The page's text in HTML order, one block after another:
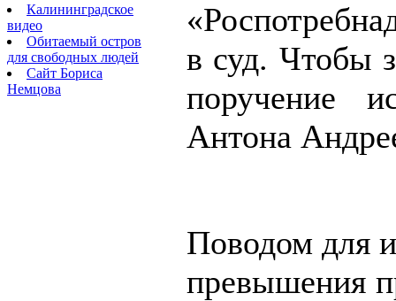
Калининградское
видео
Обитаемый остров
для свободных людей
Сайт Бориса
Немцова
в суд. Чтобы
поручение
Антона
Поводом для
превышения